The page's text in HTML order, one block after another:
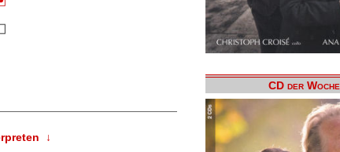
↓
CD der Woche